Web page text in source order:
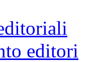
editori